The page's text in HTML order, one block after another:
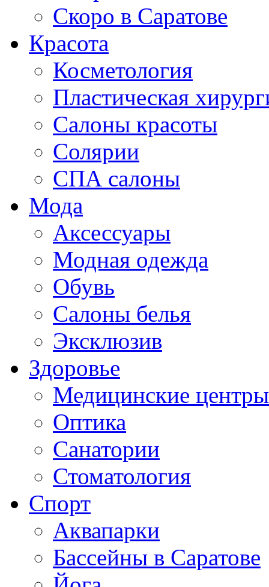
Скоро в Саратове
Красота
Косметология
Пластическая
Салоны красоты
Солярии
СПА салоны
Мода
Аксессуары
Модная одежда
Обувь
Салоны белья
Эксклюзив
Здоровье
Медицинские центры
Оптика
Санатории
Стоматология
Спорт
Аквапарки
Бассейны в Саратове